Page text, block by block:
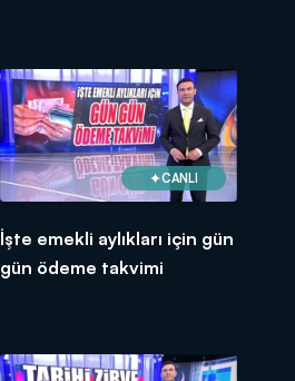
CANLI
İşte emekli aylıkları için gün
gün ödeme takvimi